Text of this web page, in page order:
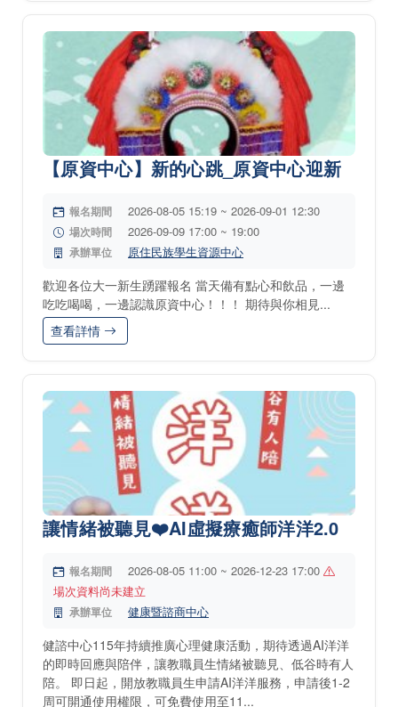
【原資中心】新的心跳_原資中心迎新
報名期間 2026-08-05 15:19 ~ 2026-09-01 12:30
場次時間 2026-09-09 17:00 ~ 19:00
承辦單位 原住民族學生資源中心
歡迎各位大一新生踴躍報名 當天備有點心和飲品，一邊
吃吃喝喝，一邊認識原資中心！！！ 期待與你相見...
查看詳情
讓情緒被聽見❤️AI虛擬療癒師洋洋2.0
報名期間
2026-08-05 11:00 ~ 2026-12-23 17:00
場次資料尚未建立
承辦單位 健康暨諮商中心
健諮中心115年持續推廣心理健康活動，期待透過AI洋洋
的即時回應與陪伴，讓教職員生情緒被聽見、低谷時有人
陪。 即日起，開放教職員生申請AI洋洋服務，申請後1-2
周可開通使用權限，可免費使用至11...